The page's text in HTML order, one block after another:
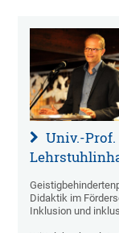
Univ.-Prof.
Didaktik im
Inklusion und